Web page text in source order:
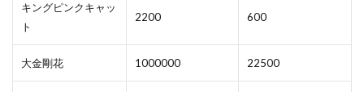
キングピンクキャッ
ト
2200 600
大金剛花 1000000 22500